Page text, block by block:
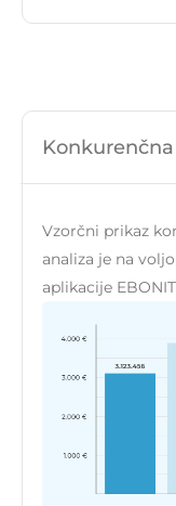
Vzorčni prikaz
analiza je na
aplikacije